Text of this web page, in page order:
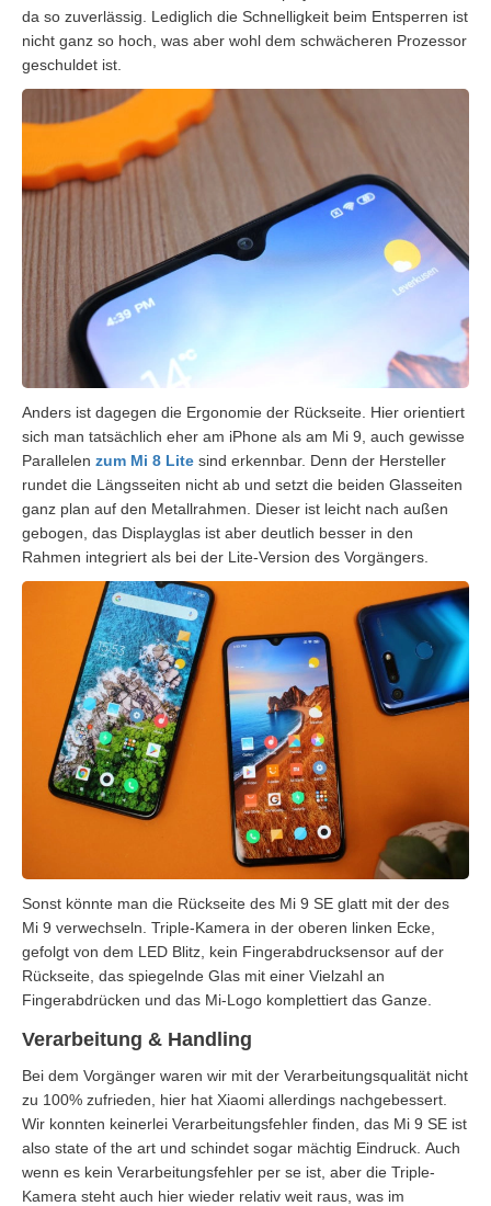
da so zuverlässig. Lediglich die Schnelligkeit beim Entsperren ist
nicht ganz so hoch, was aber wohl dem schwächeren Prozessor
geschuldet ist.
Anders ist dagegen die Ergonomie der Rückseite. Hier orientiert
sich man tatsächlich eher am iPhone als am Mi 9, auch gewisse
Parallelen zum Mi 8 Lite sind erkennbar. Denn der Hersteller
rundet die Längsseiten nicht ab und setzt die beiden Glasseiten
ganz plan auf den Metallrahmen. Dieser ist leicht nach außen
gebogen, das Displayglas ist aber deutlich besser in den
Rahmen integriert als bei der Lite-Version des Vorgängers.
Sonst könnte man die Rückseite des Mi 9 SE glatt mit der des
Mi 9 verwechseln. Triple-Kamera in der oberen linken Ecke,
gefolgt von dem LED Blitz, kein Fingerabdrucksensor auf der
Rückseite, das spiegelnde Glas mit einer Vielzahl an
Fingerabdrücken und das Mi-Logo komplettiert das Ganze.
Verarbeitung & Handling
Bei dem Vorgänger waren wir mit der Verarbeitungsqualität nicht
zu 100% zufrieden, hier hat Xiaomi allerdings nachgebessert.
Wir konnten keinerlei Verarbeitungsfehler finden, das Mi 9 SE ist
also state of the art und schindet sogar mächtig Eindruck. Auch
wenn es kein Verarbeitungsfehler per se ist, aber die Triple-
Kamera steht auch hier wieder relativ weit raus, was im